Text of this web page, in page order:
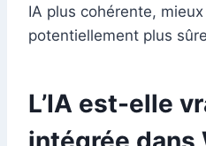
IA plus cohérente,
potentiellement plus
L’IA est-elle